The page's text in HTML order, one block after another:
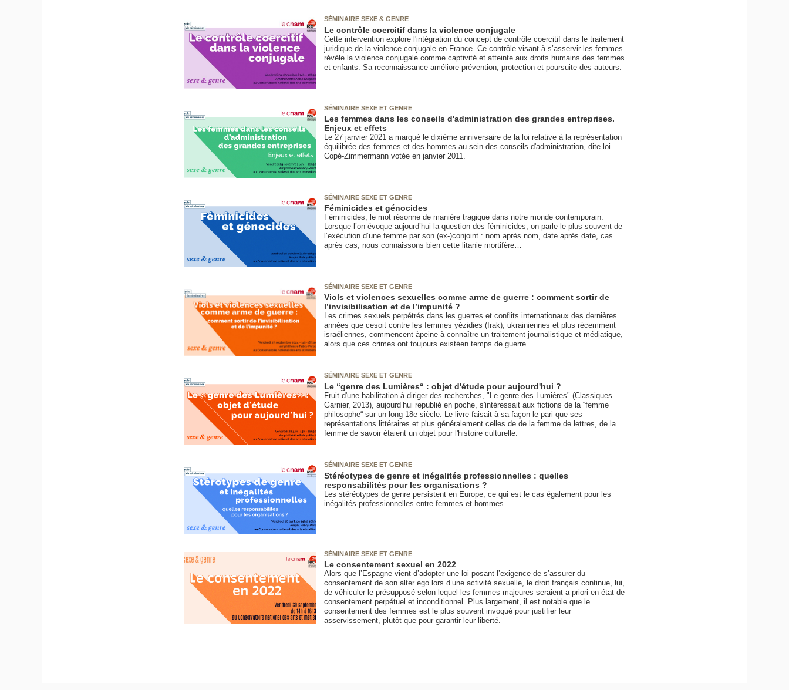
SÉMINAIRE SEXE & GENRE
Le contrôle coercitif dans la violence conjugale
Cette intervention explore l'intégration du concept de contrôle coercitif dans le traitement
juridique de la violence conjugale en France. Ce contrôle visant à s’asservir les femmes
révèle la violence conjugale comme captivité et atteinte aux droits humains des femmes
et enfants. Sa reconnaissance améliore prévention, protection et poursuite des auteurs.
SÉMINAIRE SEXE ET GENRE
Les femmes dans les conseils d'administration des grandes entreprises.
Enjeux et effets
Le 27 janvier 2021 a marqué le dixième anniversaire de la loi relative à la représentation
équilibrée des femmes et des hommes au sein des conseils d'administration, dite loi
Copé-Zimmermann votée en janvier 2011.
SÉMINAIRE SEXE ET GENRE
Féminicides et génocides
Féminicides, le mot résonne de manière tragique dans notre monde contemporain.
Lorsque l’on évoque aujourd’hui la question des féminicides, on parle le plus souvent de
l’exécution d’une femme par son (ex-)conjoint : nom après nom, date après date, cas
après cas, nous connaissons bien cette litanie mortifère…
SÉMINAIRE SEXE ET GENRE
Viols et violences sexuelles comme arme de guerre : comment sortir de
l’invisibilisation et de l’impunité ?
Les crimes sexuels perpétrés dans les guerres et conflits internationaux des dernières
années que cesoit contre les femmes yézidies (Irak), ukrainiennes et plus récemment
israéliennes, commencent àpeine à connaître un traitement journalistique et médiatique,
alors que ces crimes ont toujours existéen temps de guerre.
SÉMINAIRE SEXE ET GENRE
Le “genre des Lumières“ : objet d'étude pour aujourd'hui ?
Fruit d'une habilitation à diriger des recherches, "Le genre des Lumières" (Classiques
Garnier, 2013), aujourd’hui republié en poche, s'intéressait aux fictions de la “femme
philosophe“ sur un long 18e siècle. Le livre faisait à sa façon le pari que ses
représentations littéraires et plus généralement celles de de la femme de lettres, de la
femme de savoir étaient un objet pour l'histoire culturelle.
SÉMINAIRE SEXE ET GENRE
Stéréotypes de genre et inégalités professionnelles : quelles
responsabilités pour les organisations ?
Les stéréotypes de genre persistent en Europe, ce qui est le cas également pour les
inégalités professionnelles entre femmes et hommes.
SÉMINAIRE SEXE ET GENRE
Le consentement sexuel en 2022
Alors que l’Espagne vient d’adopter une loi posant l’exigence de s’assurer du
consentement de son alter ego lors d’une activité sexuelle, le droit français continue, lui,
de véhiculer le présupposé selon lequel les femmes majeures seraient a priori en état de
consentement perpétuel et inconditionnel. Plus largement, il est notable que le
consentement des femmes est le plus souvent invoqué pour justifier leur
asservissement, plutôt que pour garantir leur liberté.